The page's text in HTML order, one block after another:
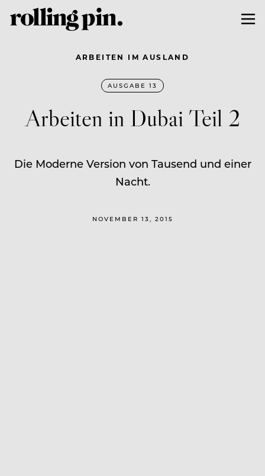
ARBEITEN IM AUSLAND
AUSGABE 13
Arbeiten in Dubai Teil 2
Die Moderne Version von Tausend und einer
Nacht.
NOVEMBER 13, 2015